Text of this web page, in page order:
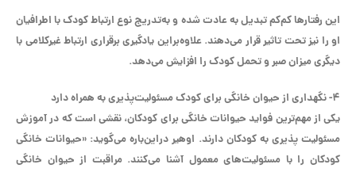
این رفتارها کم‌کم تبدیل به عادت شده و به‌تدریج نوع ارتباط کودک با اطرافیان
او را نیز تحت تاثیر قرار می‌دهند. علاوه‌براین یادگیری برقراری ارتباط غیرکلامی با
دیگری میزان صبر و تحمل کودک را افزایش می‌دهد.
۴- نگهداری از حیوان خانگی برای کودک مسئولیت‌پذیری به همراه دارد
یکی از مهم‌ترین فواید حیوانات خانگی برای کودکان، نقشی است که در آموزش
مسئولیت پذیری به کودکان دارند. اوهیر دراین‌باره می‌گوید: «حیوانات خانگی
کودکان را با مسئولیت‌های معمول آشنا می‌کنند. مراقبت از حیوان خانگی